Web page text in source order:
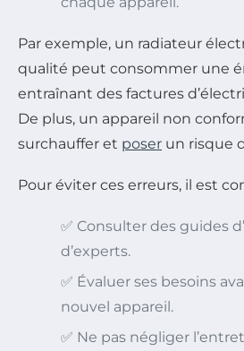
Par exemple, un radiateur
qualité peut consommer une
entraînant des factures
De plus, un appareil non
surchauffer et poser un risque
Pour éviter ces erreurs, il est
✅ Consulter des guides
d’experts.
✅ Évaluer ses besoins
nouvel appareil.
✅ Ne pas négliger